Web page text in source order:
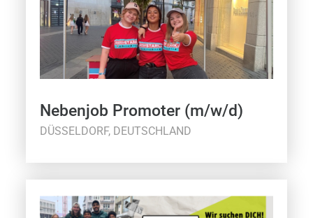
Nebenjob Promoter (m/w/d)
DÜSSELDORF, DEUTSCHLAND